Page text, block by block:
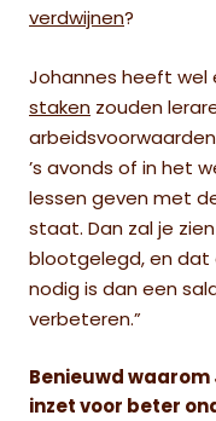
verdwijnen?
Johannes heeft wel
staken zouden
’s avonds of in het
lessen geven met
staat. Dan zal je
blootgelegd, en dat
nodig is dan een
verbeteren.”
Benieuwd waarom
inzet voor beter